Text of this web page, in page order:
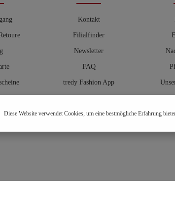
Kontakt
Filialfinder
Newsletter
FAQ
tredy Fashion App
Hosenberater
Diese Website verwendet Cookies, um eine bestmögliche Erfahrung